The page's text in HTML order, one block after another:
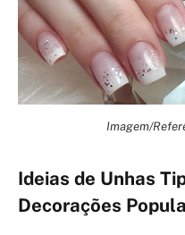
Imagem/
Ideias de Unhas
Decorações